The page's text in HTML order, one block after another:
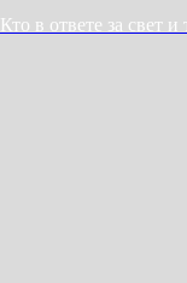
Кто в ответе за свет